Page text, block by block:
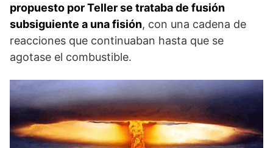
propuesto por Teller se trataba de fusión
subsiguiente a una fisión, con una cadena de
reacciones que continuaban hasta que se
agotase el combustible.